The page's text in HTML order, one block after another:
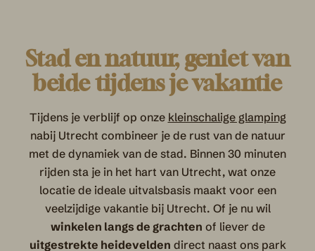
Stad en natuur, geniet van
beide tijdens je vakantie
Tijdens je verblijf op onze kleinschalige glamping
nabij Utrecht combineer je de rust van de natuur
met de dynamiek van de stad. Binnen 30 minuten
rijden sta je in het hart van Utrecht, wat onze
locatie de ideale uitvalsbasis maakt voor een
veelzijdige vakantie bij Utrecht. Of je nu wil
winkelen langs de grachten of liever de
uitgestrekte heidevelden direct naast ons park